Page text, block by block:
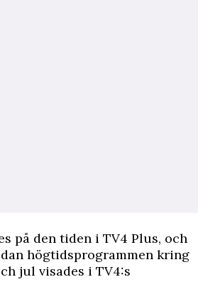
på den tiden i TV4 Plus, och
högtidsprogrammen kring
jul visades i TV4:s